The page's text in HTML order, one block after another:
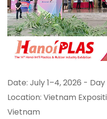
Date: July 1–4, 2026 - Day
Location: Vietnam
Vietnam